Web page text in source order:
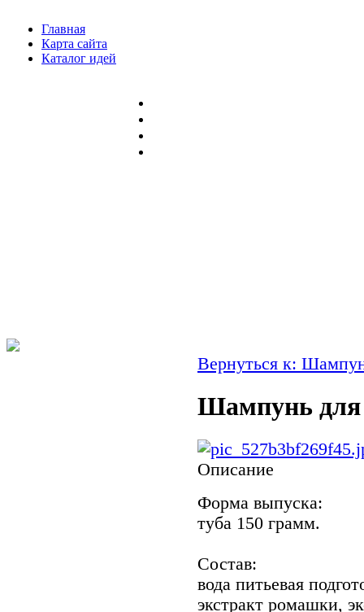
Главная
Карта сайта
Каталог идей
Вернуться к:
Шампунь для
Описание
Форма выпуска:
туба 150 грамм.
Состав:
вода питьевая
экстракт ромашки,